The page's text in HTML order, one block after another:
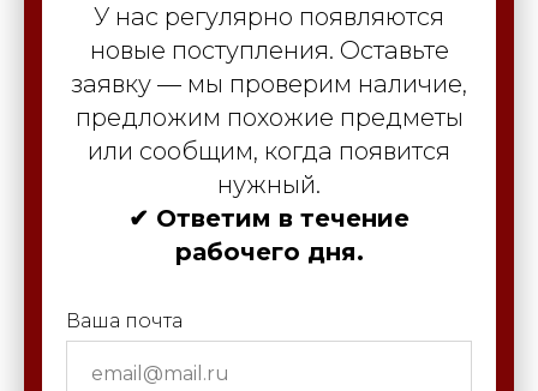
У нас регулярно появляются
новые поступления. Оставьте
заявку — мы проверим наличие,
предложим похожие предметы
или сообщим, когда появится
нужный.
✔ Ответим в течение
рабочего дня.
Ваша почта